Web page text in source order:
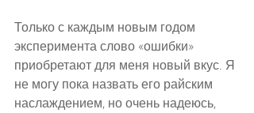
Только с каждым новым годом
эксперимента слово «ошибки»
приобретают для меня новый вкус. Я
не могу пока назвать его райским
наслаждением, но очень надеюсь,